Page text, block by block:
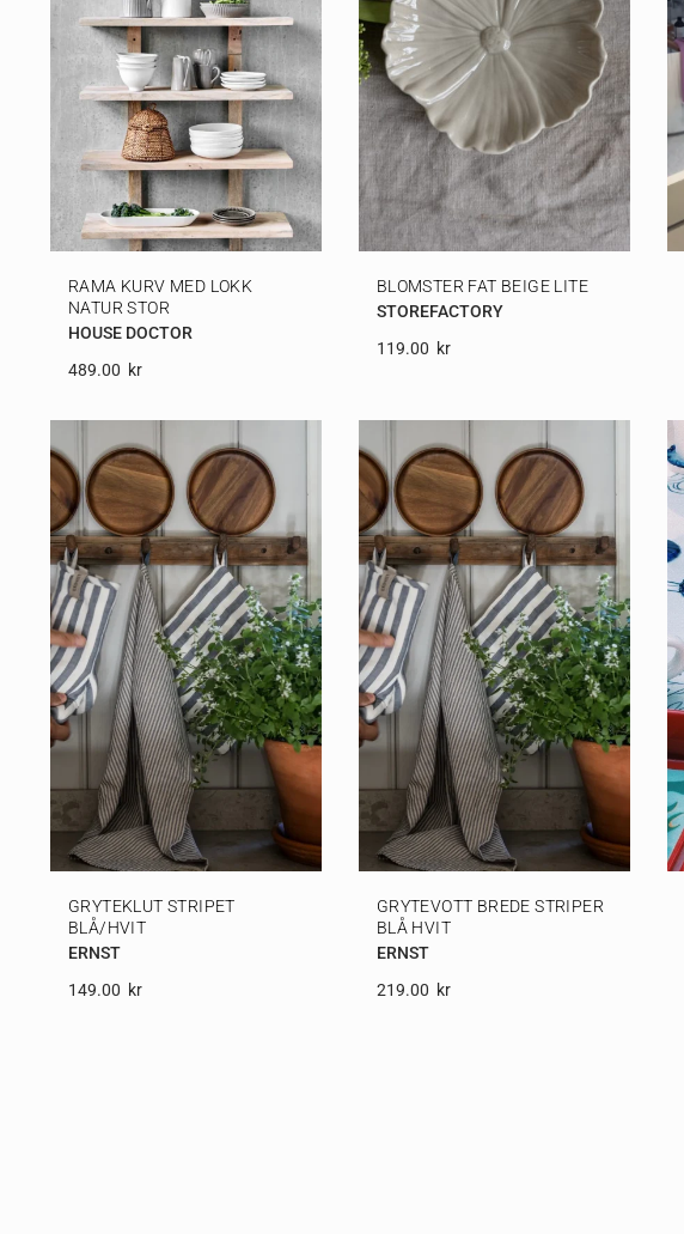
RAMA KURV MED LOKK
NATUR STOR
HOUSE DOCTOR
489.00 Kr
BLOMSTER FAT BEIGE LITE
STOREFACTORY
119.00 Kr
GRYTEKLUT STRIPET
BLÅ/HVIT
ERNST
149.00 Kr
GRYTEVOTT BREDE STRIPER
BLÅ HVIT
ERNST
219.00 Kr